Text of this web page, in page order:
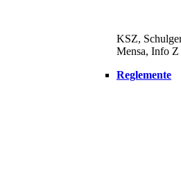
KSZ,
Mensa, Info Z
Reglemente